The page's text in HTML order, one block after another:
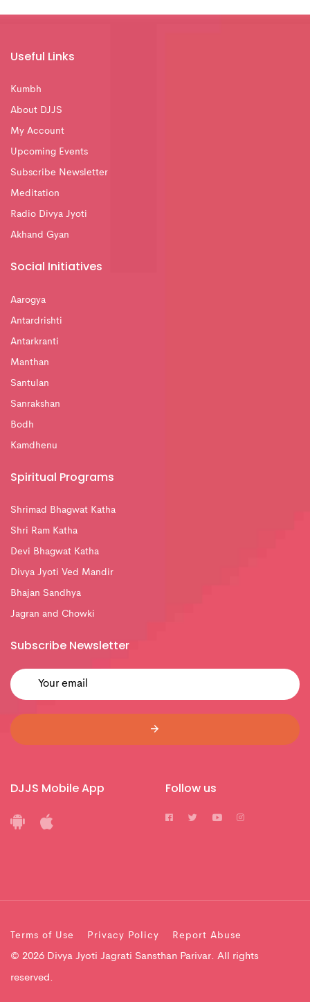
Useful Links
Kumbh
About DJJS
My Account
Upcoming Events
Subscribe Newsletter
Meditation
Radio Divya Jyoti
Akhand Gyan
Social Initiatives
Aarogya
Antardrishti
Antarkranti
Manthan
Santulan
Sanrakshan
Bodh
Kamdhenu
Spiritual Programs
Shrimad Bhagwat Katha
Shri Ram Katha
Devi Bhagwat Katha
Divya Jyoti Ved Mandir
Bhajan Sandhya
Jagran and Chowki
Subscribe Newsletter
DJJS Mobile App Follow us
Terms of Use Privacy Policy Report Abuse
© 2026 Divya Jyoti Jagrati Sansthan Parivar. All rights
reserved.